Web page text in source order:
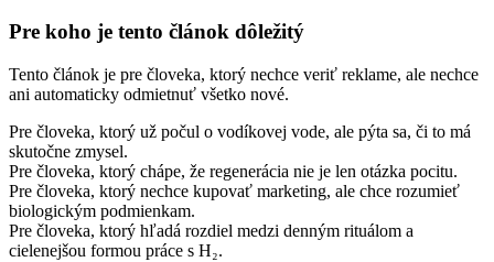
Pre koho je tento článok dôležitý
Tento článok je pre človeka, ktorý nechce veriť reklame, ale nechce
ani automaticky odmietnuť všetko nové.
Pre človeka, ktorý už počul o vodíkovej vode, ale pýta sa, či to má
skutočne zmysel.
Pre človeka, ktorý chápe, že regenerácia nie je len otázka pocitu.
Pre človeka, ktorý nechce kupovať marketing, ale chce rozumieť
biologickým podmienkam.
Pre človeka, ktorý hľadá rozdiel medzi denným rituálom a
cielenejšou formou práce s H₂.